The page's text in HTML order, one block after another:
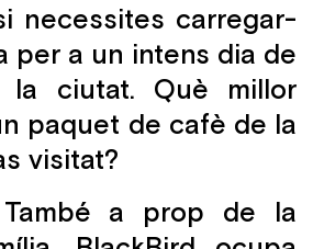
necessites carregar-
per a un intens dia de
la ciutat. Què millor
paquet de cafè de la
visitat?
a prop de la